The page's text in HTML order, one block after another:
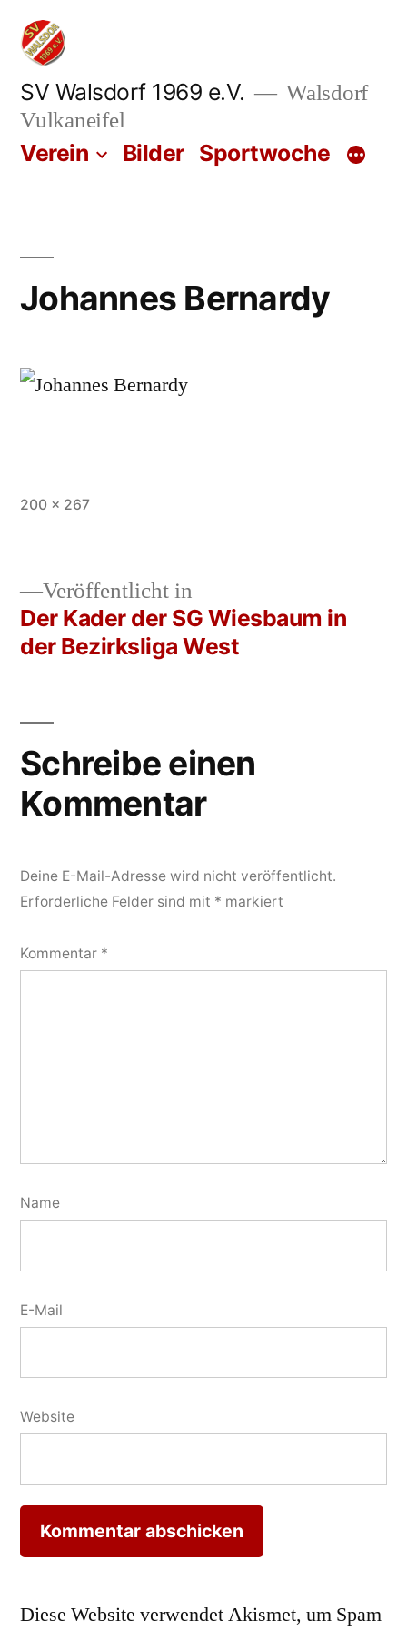
Zum
Inhalt
springen
SV Walsdorf 1969 e.V.
Walsdorf
Vulkaneifel
Verein Bilder Sportwoche
Johannes Bernardy
Vollständige
200 × 267
Beitrags-
Veröffentlicht in
Der Kader der SG Wiesbaum in
der Bezirksliga West
Schreibe einen
Kommentar
Deine E-Mail-Adresse wird nicht veröffentlicht.
Erforderliche Felder sind mit * markiert
Kommentar *
Name
E-Mail
Website
Diese Website verwendet Akismet, um Spam